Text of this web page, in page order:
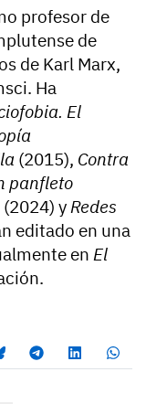
profesor de
de
de Karl Marx,
Ha
El
(2015), Contra
panfleto
(2024) y Redes
editado en una
en El